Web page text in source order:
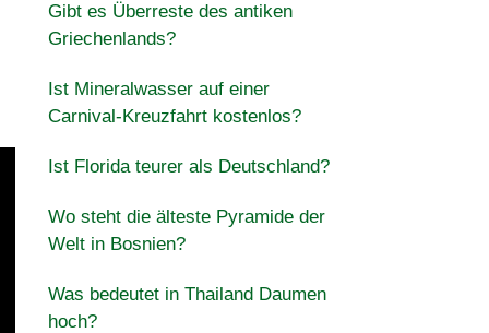
Gibt es Überreste des antiken
Griechenlands?
Ist Mineralwasser auf einer
Carnival-Kreuzfahrt kostenlos?
Ist Florida teurer als Deutschland?
Wo steht die älteste Pyramide der
Welt in Bosnien?
Was bedeutet in Thailand Daumen
hoch?